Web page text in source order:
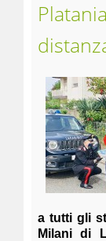
a tutti gli
Milani di